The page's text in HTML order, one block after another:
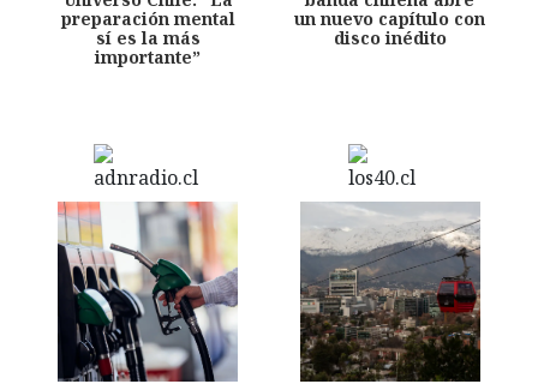
preparación mental
sí es la más
importante”
un nuevo capítulo con
disco inédito